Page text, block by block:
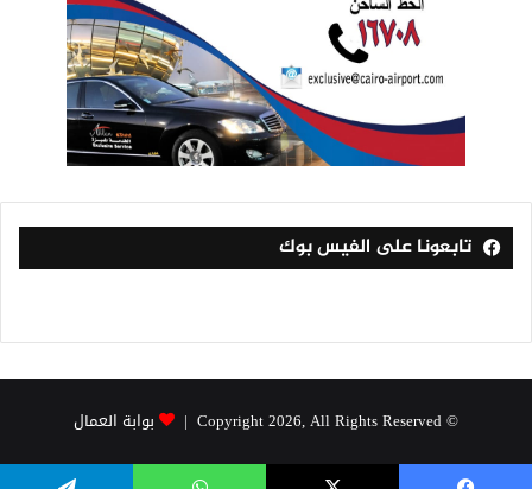
تابعونا على الفيس بوك
© Copyright 2026, All Rights Reserved | بوابة العمال